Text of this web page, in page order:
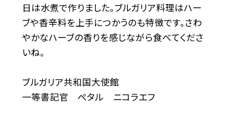
日は水煮で作りました。ブルガリア料理はハー
ブや香辛料を上手につかうのも特徴です。さわ
やかなハーブの香りを感じながら食べてくださ
いね。
ブルガリア共和国大使館
一等書記官 ペタル ニコラエフ